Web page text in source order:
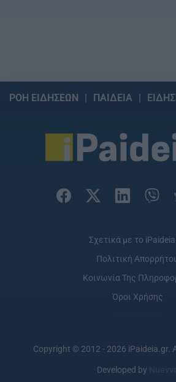
ΡΟΗ ΕΙΔΗΣΕΩΝ ΠΑΙΔΕΙΑ
Σχετικά με το
Πολιτική
Κοινωνία Της
Όροι Χρήσης
Copyright © 2012 - 2026 iPaideia.gr.
Developed by